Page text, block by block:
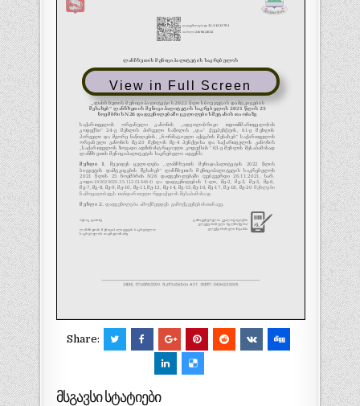
View in Full Screen
Share:
მსგავსი სტატიები